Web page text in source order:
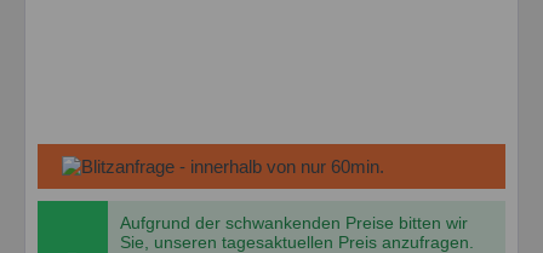
Aufgrund der schwankenden Preise bitten wir
Sie, unseren tagesaktuellen Preis anzufragen.